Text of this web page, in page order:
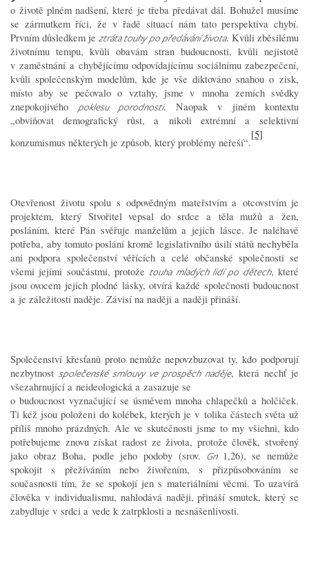
o životě plném nadšení, které je třeba předávat dál. Bohužel musíme
se zármutkem říci, že v řadě situací nám tato perspektiva chybí.
Prvním důsledkem jeztráta touhy po předávání života. Kvůli zběsilému
životnímu tempu, kvůli obavám stran budoucnosti, kvůli nejistotě
v zaměstnání a chybějícímu odpovídajícímu sociálnímu zabezpečení,
kvůli společenským modelům, kde je vše diktováno snahou o zisk,
místo aby se pečovalo o vztahy, jsme v mnoha zemích svědky
znepokojivého poklesu porodnosti. Naopak v jiném kontextu
„obviňovat demografický růst, a nikoli extrémní a selektivní
konzumismus některých je způsob, který problémy neřeší“.
[5]
Otevřenost životu spolu s odpovědným mateřstvím a otcovstvím je
projektem, který Stvořitel vepsal do srdce a těla mužů a žen,
posláním, které Pán svěřuje manželům a jejich lásce. Je naléhavě
potřeba, aby tomuto poslání kromě legislativního úsilí států nechyběla
ani podpora společenství věřících a celé občanské společnosti se
všemi jejími součástmi, protože touha mladých lidí po dětech, které
jsou ovocem jejich plodné lásky, otvírá každé společnosti budoucnost
a je záležitostí naděje. Závisí na naději a naději přináší.
Společenství křesťanů proto nemůže nepovzbuzovat ty, kdo podporují
nezbytnost společenské smlouvy ve prospěch naděje, která nechť je
všezahrnující a neideologická a zasazuje se
o budoucnost vyznačující se úsměvem mnoha chlapečků a holčiček.
Ti kéž jsou položeni do kolébek, kterých je v tolika částech světa už
příliš mnoho prázdných. Ale ve skutečnosti jsme to my všichni, kdo
potřebujeme znovu získat radost ze života, protože člověk, stvořený
jako obraz Boha, podle jeho podoby (srov. Gn 1,26), se nemůže
spokojit s přežíváním nebo živořením, s přizpůsobováním se
současnosti tím, že se spokojí jen s materiálními věcmi. To uzavírá
člověka v individualismu, nahlodává naději, přináší smutek, který se
zabydluje v srdci a vede k zatrpklosti a nesnášenlivosti.